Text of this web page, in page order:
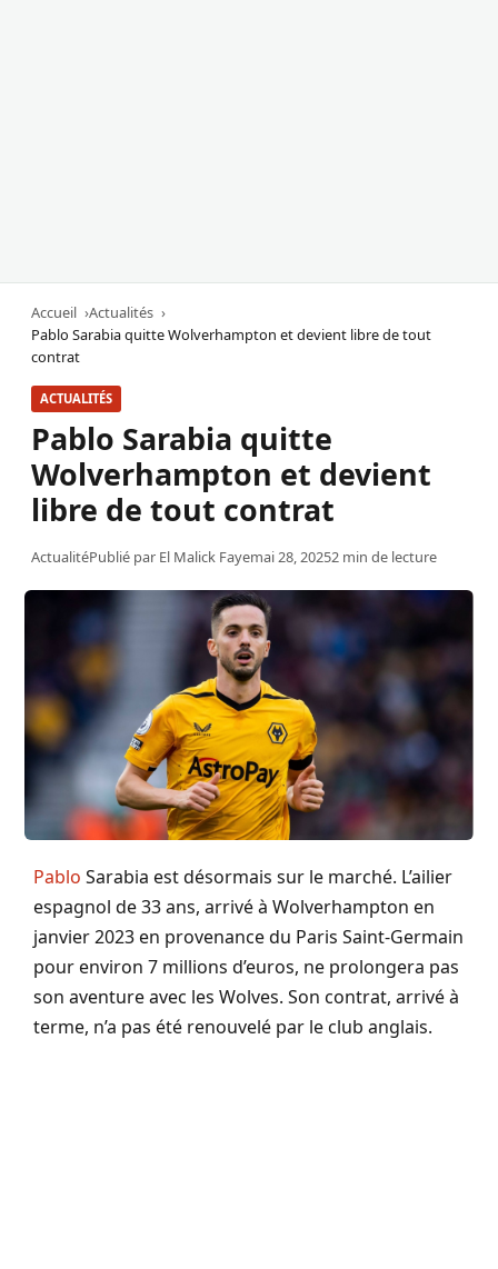
Accueil
Actualités
Pablo Sarabia quitte Wolverhampton et devient libre de tout
contrat
ACTUALITÉS
Pablo Sarabia quitte
Wolverhampton et devient
libre de tout contrat
ActualitéPublié par El Malick Fayemai 28, 20252 min de lecture
Pablo Sarabia est désormais sur le marché. L’ailier
espagnol de 33 ans, arrivé à Wolverhampton en
janvier 2023 en provenance du Paris Saint-Germain
pour environ 7 millions d’euros, ne prolongera pas
son aventure avec les Wolves. Son contrat, arrivé à
terme, n’a pas été renouvelé par le club anglais.